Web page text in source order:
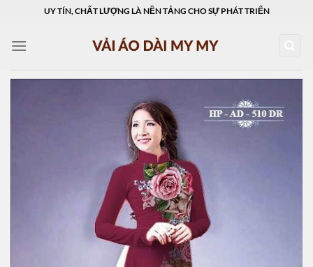
content
UY TÍN, CHẤT LƯỢNG LÀ NỀN TẢNG CHO SỰ PHÁT TRIỂN